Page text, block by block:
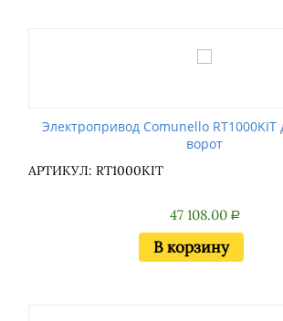
Электропривод Comunello
ворот
АРТИКУЛ: RT1000KIT
47 108.00 Р
В корзину